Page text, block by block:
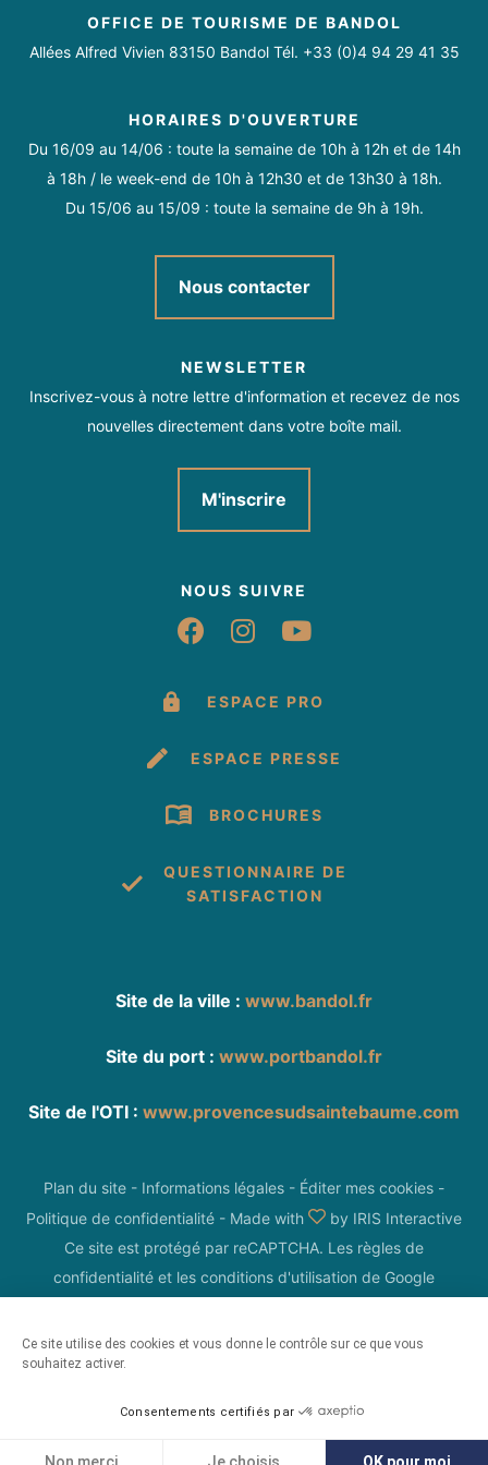
OFFICE DE TOURISME DE BANDOL
Allées Alfred Vivien 83150 Bandol Tél. +33 (0)4 94 29 41 35
HORAIRES D'OUVERTURE
Du 16/09 au 14/06 : toute la semaine de 10h à 12h et de 14h
à 18h / le week-end de 10h à 12h30 et de 13h30 à 18h.
Du 15/06 au 15/09 : toute la semaine de 9h à 19h.
Nous contacter
NEWSLETTER
Inscrivez-vous à notre lettre d'information et recevez de nos
nouvelles directement dans votre boîte mail.
M'inscrire
NOUS SUIVRE
Suivez-nous sur
Suivez-nous sur
Suivez-nous
ESPACE PRO
ESPACE PRESSE
BROCHURES
QUESTIONNAIRE DE
SATISFACTION
Site de la ville : www.bandol.fr
Site du port : www.portbandol.fr
Site de l'OTI : www.provencesudsaintebaume.com
Plan du site - Informations légales - Éditer mes cookies -
Politique de confidentialité - Made with by IRIS Interactive
Ce site est protégé par reCAPTCHA. Les règles de
confidentialité et les conditions d'utilisation de Google
Ce site utilise des cookies et vous donne le contrôle sur ce que vous
souhaitez activer.
Consentements certifiés par